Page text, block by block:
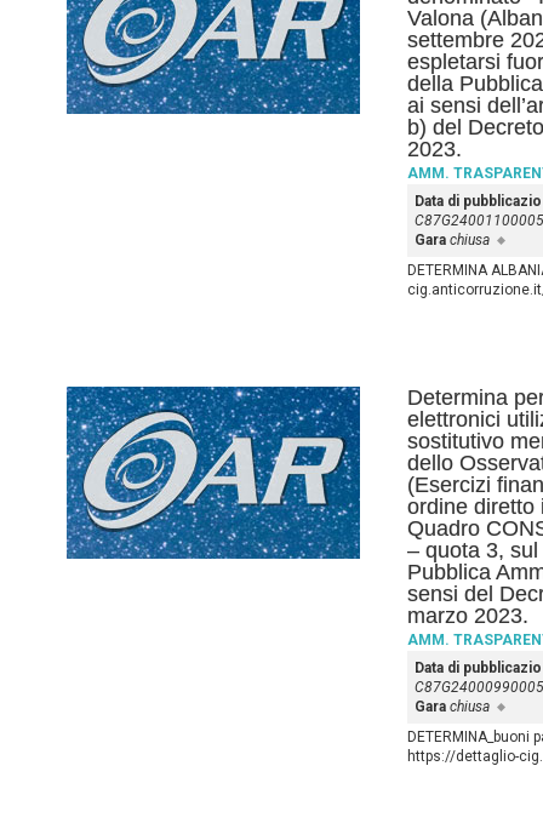
Valona
settembre
espletarsi
della
ai sensi
b) del
2023.
AMM.
Data di
C87G24001100005
Gara chiusa
DETERMINA
Determina
elettronici
sostitutivo
dello
(Esercizi
ordine diretto
Quadro
– quota 3,
Pubblica
sensi del
marzo 2023.
AMM.
Data di
C87G24000990005
Gara chiusa
DETERMINA_buoni
https://dettaglio-